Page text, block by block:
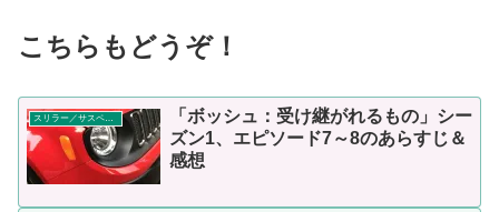
こちらもどうぞ！
スリラー／サスペンス
「ボッシュ：受け継がれるもの」シー
ズン1、エピソード7～8のあらすじ＆
感想